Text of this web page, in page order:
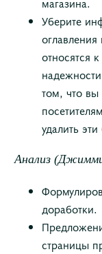
Уберите
относятся
том, что вы
удалить
Анализ
доработки.
страницы